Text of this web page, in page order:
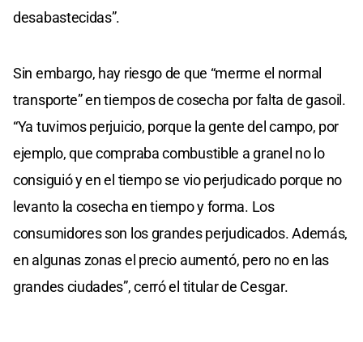
desabastecidas”.
Sin embargo, hay riesgo de que “merme el normal
transporte” en tiempos de cosecha por falta de gasoil.
“Ya tuvimos perjuicio, porque la gente del campo, por
ejemplo, que compraba combustible a granel no lo
consiguió y en el tiempo se vio perjudicado porque no
levanto la cosecha en tiempo y forma. Los
consumidores son los grandes perjudicados. Además,
en algunas zonas el precio aumentó, pero no en las
grandes ciudades”, cerró el titular de Cesgar.